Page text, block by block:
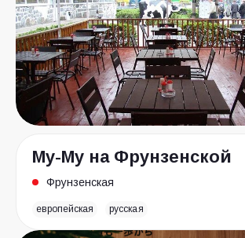
Му-Му на Фрунзенской
Фрунзенская
европейская русская